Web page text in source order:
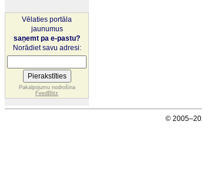
Vēlaties portāla
jaunumus
saņemt pa e-pastu?
Norādiet savu adresi:
Pakalpojumu nodrošina
FeedBlitz
©